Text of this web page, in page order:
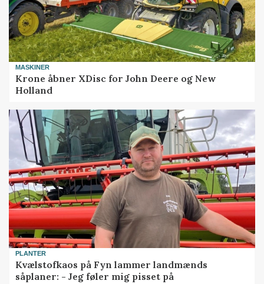
MASKINER
Krone åbner XDisc for John Deere og New
Holland
PLANTER
Kvælstofkaos på Fyn lammer landmænds
såplaner: - Jeg føler mig pisset på